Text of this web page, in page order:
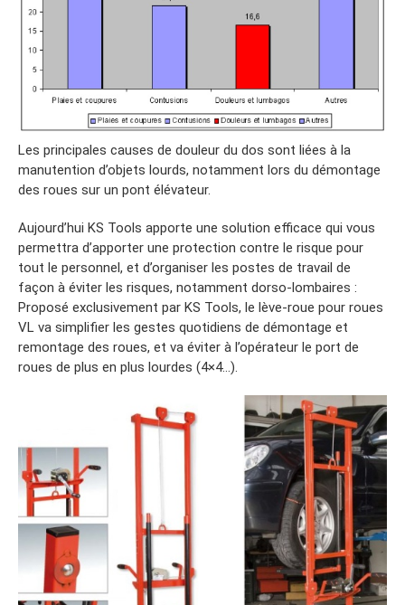
Les principales causes de douleur du dos sont liées à la
manutention d’objets lourds, notamment lors du démontage
des roues sur un pont élévateur.
Aujourd’hui KS Tools apporte une solution efficace qui vous
permettra d’apporter une protection contre le risque pour
tout le personnel, et d’organiser les postes de travail de
façon à éviter les risques, notamment dorso-lombaires :
Proposé exclusivement par KS Tools, le lève-roue pour roues
VL va simplifier les gestes quotidiens de démontage et
remontage des roues, et va éviter à l’opérateur le port de
roues de plus en plus lourdes (4×4…).